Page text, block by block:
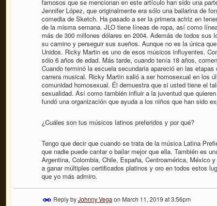
famosos que se mencionan en este artículo han sido una
Jennifer López, que originalmente era sólo una bailarina de
comedia de Sketch. Ha pasado a ser la primera actriz en
de la misma semana. JLO tiene líneas de ropa, así como
más de 300 millones dólares en 2004. Además de todos sus
su camino y perseguir sus sueños. Aunque no es la única
Unidos. Ricky Martin es uno de esos músicos influyentes.
sólo 6 años de edad. Más tarde, cuando tenía 18 años,
Cuando terminó la escuela secundaria apareció en las
carrera musical. Ricky Martin salió a ser homosexual en los
comunidad homosexual. Él demuestra que si usted tiene el
sexualidad. Así como también influir a la juventud que
fundó una organización que ayuda a los niños que han sido
¿Cuáles son tus músicos latinos preferidos y por qué?
Tengo que decir que cuando se trata de la música Latina
que nadie puede cantar o bailar mejor que ella. También es
Argentina, Colombia, Chile, España, Centroamérica, México
a ganar múltiples certificados platinos y oro en todos estos
que yo más admiro.
Reply byJohnny Vega on March 11, 2019 at 3:56pm